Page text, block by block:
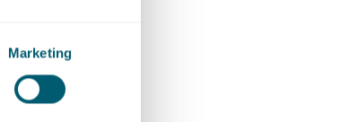
Marketing